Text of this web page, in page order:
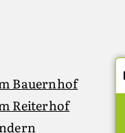
Bauernhof
Reiterhof